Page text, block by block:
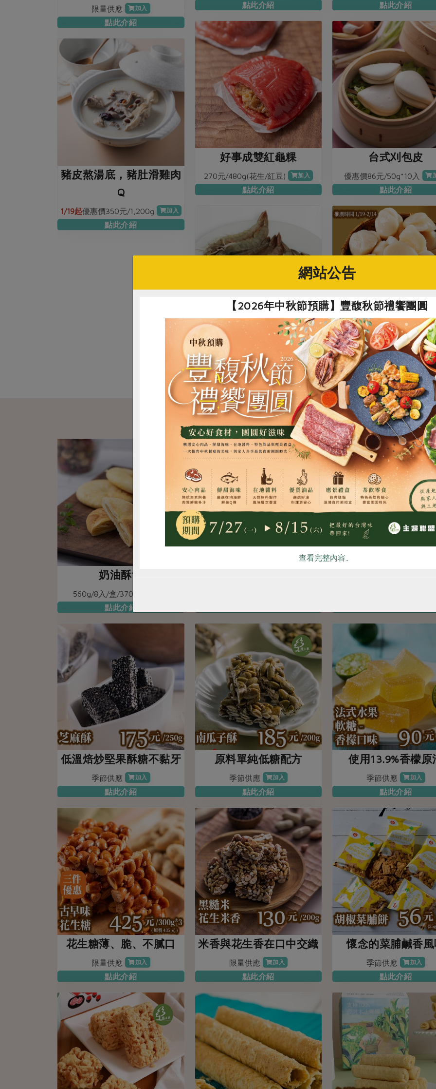
限量供應 加入
點此介紹
點此介紹 點此介紹
好事成雙紅龜粿
270元/480g(花生/紅豆) 加入
點此介紹
台式刈包皮
優惠價86元/50g*10入
點此介紹
豬皮熬湯底，豬肚滑雞肉
Q
1/19起優惠價350元/1,200g 加入
點此介紹
現撈急速冷凍新鮮美味
1/19起優惠 加入
點此介紹
風味鮮美進口不解
1/26起限量供應 加入
點此介紹
甜甜蜜蜜好運攏來
奶油酥餅
560g/8入/盒/370元
點此介紹
低溫焙炒堅果酥糖不黏牙
季節供應 加入
點此介紹
原料單純低糖配方
季節供應 加入
點此介紹
使用13.9%香檬原
季節供應 加入
點此介紹
花生糖薄、脆、不膩口
限量供應 加入
點此介紹
米香與花生香在口中交織
限量供應 加入
點此介紹
懷念的菜脯鹹香
季節供應 加入
點此介紹
惜食 RPET 食譜 減硝酸鹽 雞蛋 食安 共同
網站公告
【2026年中秋節預購】豐馥秋節禮饗團圓
查看完整內容..